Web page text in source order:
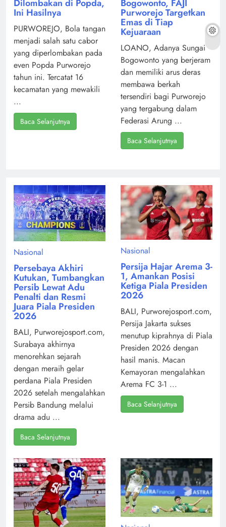
Dilombakan di Popda,
Ini Hasilnya
PURWOREJO, Bola tangan
menjadi salah satu cabor
yang diperlombakan pada
even Popda Purworejo
tahun ini. Tercatat 16
kecamatan yang mewakili
...
Baca Selanjutnya
Bogowonto, FAJI
Purworejo Targetkan
Emas di Tiap
Kejuaraan
LOANO, Adanya Sungai
Bogowonto yang berjeram
dan memiliki arus deras
membawa berkah
tersendiri bagi Purworejo
yang tergabung dalam
Federasi Arung ...
Baca Selanjutnya
Nasional
Persebaya Akhiri
Kutukan, Tumbangkan
Persib Lewat Adu
Penalti dan Resmi
Juara Piala Presiden
2026
BALI, Purworejosport.com,
Surabaya akhirnya
menorehkan sejarah
dengan meraih gelar
perdana Piala Presiden
2026 setelah mengalahkan
Persib Bandung melalui
drama adu ...
Baca Selanjutnya
Nasional
Persija Hajar Arema 3-
1, Amankan Posisi
Ketiga Piala Presiden
2026
BALI, Purworejosport.com,
Persija Jakarta sukses
menutup kiprahnya di Piala
Presiden 2026 dengan
hasil manis. Macan
Kemayoran mengalahkan
Arema FC 3-1 ...
Baca Selanjutnya